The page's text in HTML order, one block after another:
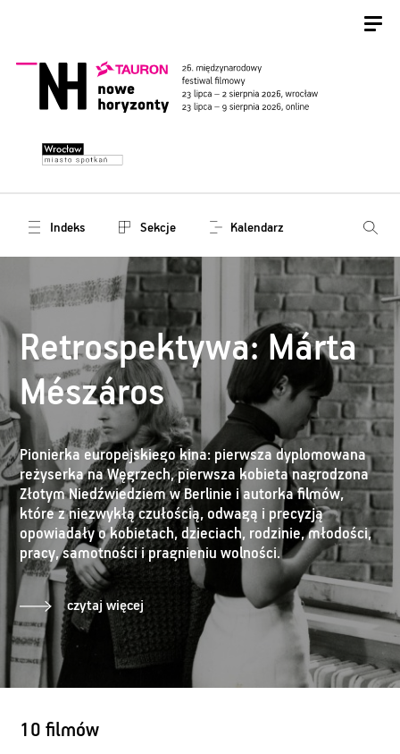
Indeks Sekcje Kalendarz
Retrospektywa: Márta
Mészáros
Pionierka europejskiego kina: pierwsza dyplomowana
reżyserka na Węgrzech, pierwsza kobieta nagrodzona
Złotym Niedźwiedziem w Berlinie i autorka filmów,
które z niezwykłą czułością, odwagą i precyzją
opowiadały o kobietach, dzieciach, rodzinie, młodości,
pracy, samotności i pragnieniu wolności.
czytaj więcej
10 filmów